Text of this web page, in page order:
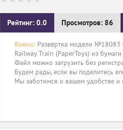
Рейтинг: 0.0 Просмотров: 86
Важно: Развёртка модели №18083
Railway Train (PaperToys) из
Файл можно загрузить без
Будем рады, если вы поделитесь
Мы заботимся о вашем удобстве и